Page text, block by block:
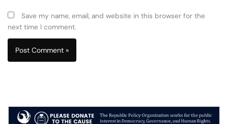
Save my name, email, and website in this browser for the
next time I comment.